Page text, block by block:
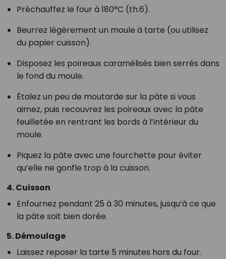
Préchauffez le four à 180°C (th.6).
Beurrez légèrement un moule à tarte (ou utilisez
du papier cuisson).
Disposez les poireaux caramélisés bien serrés dans
le fond du moule.
Étalez un peu de moutarde sur la pâte si vous
aimez, puis recouvrez les poireaux avec la pâte
feuilletée en rentrant les bords à l’intérieur du
moule.
Piquez la pâte avec une fourchette pour éviter
qu’elle ne gonfle trop à la cuisson.
4. Cuisson
Enfournez pendant 25 à 30 minutes, jusqu’à ce que
la pâte soit bien dorée.
5. Démoulage
Laissez reposer la tarte 5 minutes hors du four.